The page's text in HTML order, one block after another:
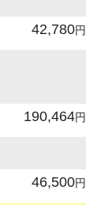
42,780円
190,464円
46,500円